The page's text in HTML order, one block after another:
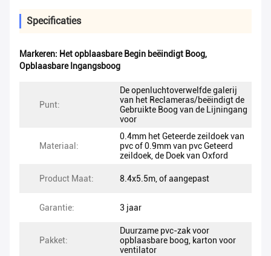
Specificaties
Markeren: Het opblaasbare Begin beëindigt Boog,
Opblaasbare Ingangsboog
Punt:
De openluchtoverwelfde galerij
van het Reclameras/beëindigt de
Gebruikte Boog van de Lijningang
voor
Materiaal:
0.4mm het Geteerde zeildoek van
pvc of 0.9mm van pvc Geteerd
zeildoek, de Doek van Oxford
Product Maat: 8.4x5.5m, of aangepast
Garantie: 3 jaar
Pakket:
Duurzame pvc-zak voor
opblaasbare boog, karton voor
ventilator